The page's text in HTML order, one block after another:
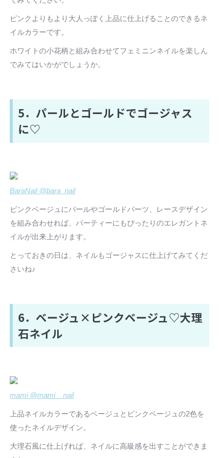
ピンクよりもより大人っぽく上品に仕上げることのできるネ
イルカラーです。
ホワイトの小花柄と組み合わせてフェミニンネイルを楽しん
でみてはいかがでしょうか。
5．パールとゴールドでゴージャス
に♡
BaraNail @bara_nail
ピンクベージュにパールやゴールドパーツ、レースデザイン
を組み合わせれば、パーティーにもぴったりのエレガントネ
イルが出来上がります。
とっておきの日は、ネイルもゴージャスに仕上げてみてくだ
さいね♪
6．ベージュ×ピンクベージュ♡大理
石ネイル
mami @mami__nail
上品ネイルカラーであるベージュとピンクベージュの2色を
使ったネイルデザイン。
大理石風に仕上げれば、ネイルに高級感を出すことができま